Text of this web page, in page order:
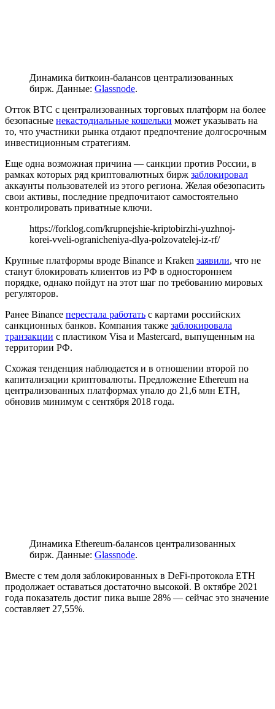
Динамика биткоин-балансов централизованных
бирж. Данные: Glassnode.
Отток BTC с централизованных торговых платформ на более
безопасные некастодиальные кошельки может указывать на
то, что участники рынка отдают предпочтение долгосрочным
инвестиционным стратегиям.
Еще одна возможная причина — санкции против России, в
рамках которых ряд криптовалютных бирж заблокировал
аккаунты пользователей из этого региона. Желая обезопасить
свои активы, последние предпочитают самостоятельно
контролировать приватные ключи.
https://forklog.com/krupnejshie-kriptobirzhi-yuzhnoj-
korei-vveli-ogranicheniya-dlya-polzovatelej-iz-rf/
Крупные платформы вроде Binance и Kraken заявили, что не
станут блокировать клиентов из РФ в одностороннем
порядке, однако пойдут на этот шаг по требованию мировых
регуляторов.
Ранее Binance перестала работать с картами российских
санкционных банков. Компания также заблокировала
транзакции с пластиком Visa и Mastercard, выпущенным на
территории РФ.
Схожая тенденция наблюдается и в отношении второй по
капитализации криптовалюты. Предложение Ethereum на
централизованных платформах упало до 21,6 млн ETH,
обновив минимум с сентября 2018 года.
Динамика Ethereum-балансов централизованных
бирж. Данные: Glassnode.
Вместе с тем доля заблокированных в DeFi-протокола ETH
продолжает оставаться достаточно высокой. В октябре 2021
года показатель достиг пика выше 28% — сейчас это значение
составляет 27,55%.